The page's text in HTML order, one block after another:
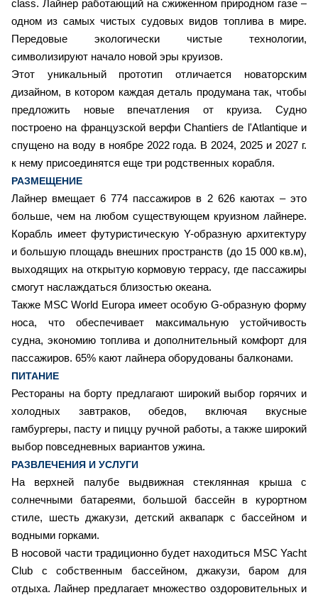
class. Лайнер работающий на сжиженном природном газе –
одном из самых чистых судовых видов топлива в мире.
Передовые экологически чистые технологии,
символизируют начало новой эры круизов.
Этот уникальный прототип отличается новаторским
дизайном, в котором каждая деталь продумана так, чтобы
предложить новые впечатления от круиза. Судно
построено на французской верфи Chantiers de l'Atlantique и
спущено на воду в ноябре 2022 года. В 2024, 2025 и 2027 г.
к нему присоединятся еще три родственных корабля.
РАЗМЕЩЕНИЕ
Лайнер вмещает 6 774 пассажиров в 2 626 каютах – это
больше, чем на любом существующем круизном лайнере.
Корабль имеет футуристическую Y-образную архитектуру
и большую площадь внешних пространств (до 15 000 кв.м),
выходящих на открытую кормовую террасу, где пассажиры
смогут наслаждаться близостью океана.
Также MSC World Europa имеет особую G-образную форму
носа, что обеспечивает максимальную устойчивость
судна, экономию топлива и дополнительный комфорт для
пассажиров. 65% кают лайнера оборудованы балконами.
ПИТАНИЕ
Рестораны на борту предлагают широкий выбор горячих и
холодных завтраков, обедов, включая вкусные
гамбургеры, пасту и пиццу ручной работы, а также широкий
выбор повседневных вариантов ужина.
РАЗВЛЕЧЕНИЯ И УСЛУГИ
На верхней палубе выдвижная стеклянная крыша с
солнечными батареями, большой бассейн в курортном
стиле, шесть джакузи, детский аквапарк с бассейном и
водными горками.
В носовой части традиционно будет находиться MSC Yacht
Club с собственным бассейном, джакузи, баром для
отдыха. Лайнер предлагает множество оздоровительных и